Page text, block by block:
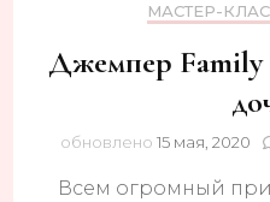
МАСТЕР-
Джемпер
обновлено 15 мая, 2020
Всем огромный